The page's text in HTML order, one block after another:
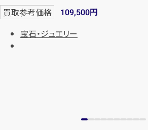
買取参考価格 109,500円
宝石・ジュエリー